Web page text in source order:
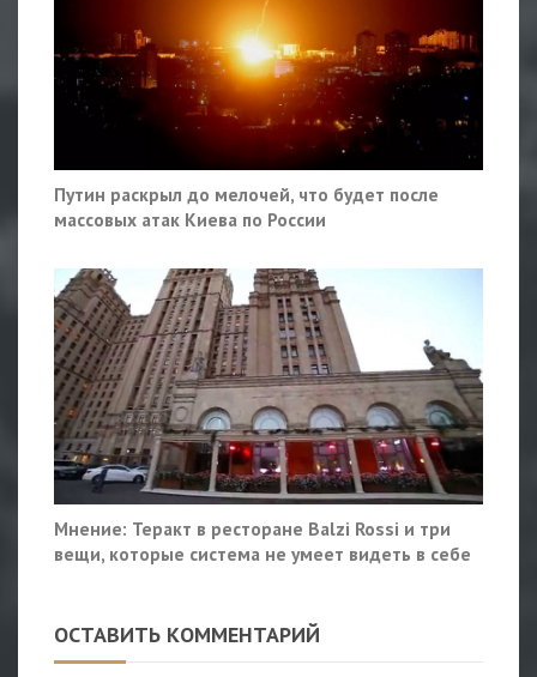
Путин раскрыл до мелочей, что будет после
массовых атак Киева по России
Мнение: Теракт в ресторане Balzi Rossi и три
вещи, которые система не умеет видеть в себе
ОСТАВИТЬ КОММЕНТАРИЙ